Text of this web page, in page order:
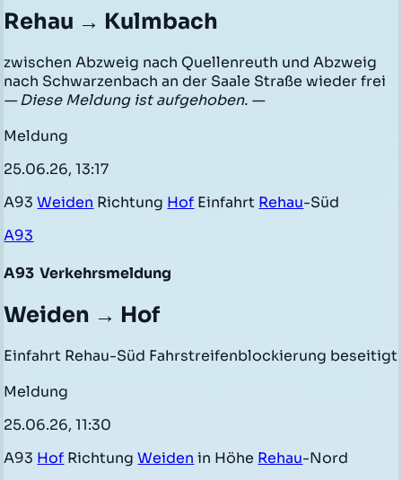
Rehau → Kulmbach
zwischen Abzweig nach Quellenreuth und Abzweig
nach Schwarzenbach an der Saale Straße wieder frei
— Diese Meldung ist aufgehoben. —
Meldung
25.06.26, 13:17
A93Weiden Richtung Hof Einfahrt Rehau-Süd
A93
A93 Verkehrsmeldung
Weiden → Hof
Einfahrt Rehau-Süd Fahrstreifenblockierung beseitigt
Meldung
25.06.26, 11:30
A93 Hof RichtungWeiden in Höhe Rehau-Nord